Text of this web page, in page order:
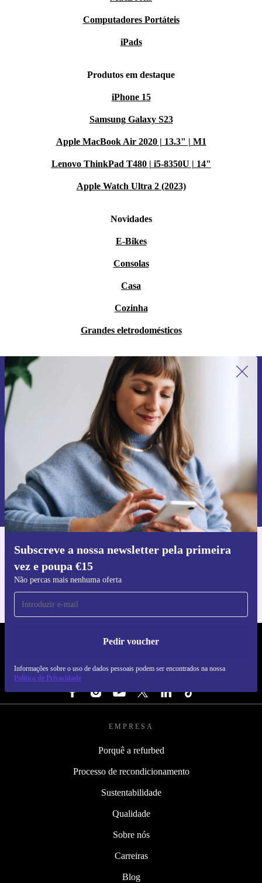
Computadores Portáteis
iPads
Produtos em destaque
iPhone 15
Samsung Galaxy S23
Apple MacBook Air 2020 | 13.3" | M1
Lenovo ThinkPad T480 | i5-8350U | 14"
Apple Watch Ultra 2 (2023)
Novidades
E-Bikes
Consolas
Casa
Cozinha
Grandes eletrodomésticos
Subscreve a nossa newsletter pela primeira
vez e poupa €15
Não percas mais nenhuma oferta
Pedir voucher
Informações sobre o uso de dados pessoais podem ser encontrados na nossa
Política de Privacidade
Subscreve a nossa newsletter pela
primeira vez e poupa 15€!
Não percas mais nenhuma oferta.
Pedir voucher
Informações sobre o uso de dados pessoais podem ser encontrados na
nossa
Política de Privacidade.
Faz o download da app refurbed
Para iOS e Android
REFURBED PORTUGAL - RETHINK NEW.
SEGUE-NOS
EMPRESA
Porquê a refurbed
Processo de recondicionamento
Sustentabilidade
Qualidade
Sobre nós
Carreiras
Blog